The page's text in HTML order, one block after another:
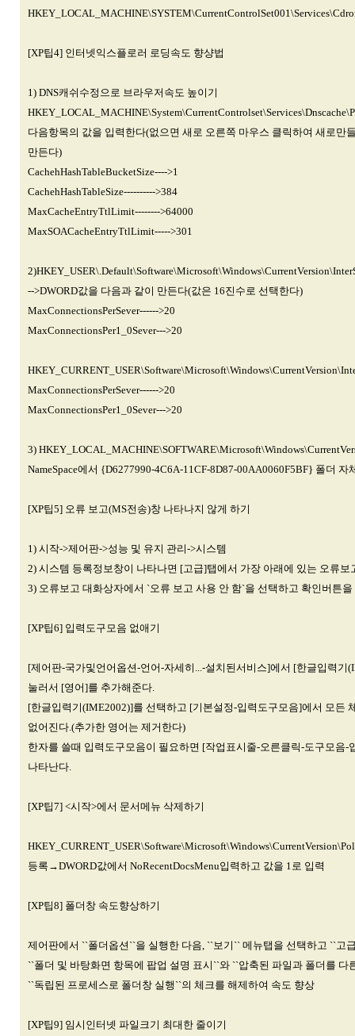
[XP팁4] 인터넷익스플로러 로딩속도 향샹법
1) DNS캐쉬수정으로 브라우저속도 높이기
다음항목의 값을 입력한다(없으면 새로 오른쪽 마우스 클릭하여 새로만
만든다)
CachehHashTableBucketSize---->1
CachehHashTableSize---------->384
MaxCacheEntryTtlLimit-------->64000
MaxSOACacheEntryTtlLimit----->301
-->DWORD값을 다음과 같이 만든다(값은 16진수로 선택한다)
MaxConnectionsPerSever------>20
MaxConnectionsPer1_0Sever--->20
MaxConnectionsPerSever------>20
MaxConnectionsPer1_0Sever--->20
3)
NameSpace에서 {D6277990-4C6A-11CF-8D87-00AA0060F5BF} 폴더 자
[XP팁5] 오류 보고(MS전송)창 나타나지 않게 하기
1) 시작->제어판->성능 및 유지 관리->시스템
2) 시스템 등록정보창이 나타나면 [고급]탭에서 가장 아래에 있는 오류보
3) 오류보고 대화상자에서 `오류 보고 사용 안 함`을 선택하고 확인버튼을
[XP팁6] 입력도구모음 없애기
[제어판-국가및언어옵션-언어-자세히...-설치된서비스]에서 [한글입력기
눌러서 [영어]를 추가해준다.
[한글입력기(IME2002)]를 선택하고 [기본설정-입력도구모음]에서 모든
없어진다.(추가한 영어는 제거한다)
한자를 쓸때 입력도구모음이 필요하면 [작업표시줄-오른클릭-도구모음-
나타난다.
[XP팁7] <시작>에서 문서메뉴 삭제하기
등록→DWORD값에서 NoRecentDocsMenu입력하고 값을 1로 입력
[XP팁8] 폴더창 속도향상하기
제어판에서 ``폴더옵션``을 실행한 다음, ``보기`` 메뉴탭을 선택하고 ``고
``폴더 및 바탕화면 항목에 팝업 설명 표시``와 ``압축된 파일과 폴더를 다
``독립된 프로세스로 폴더창 실행``의 체크를 해제하여 속도 향상
[XP팁9] 임시인터넷 파일크기 최대한 줄이기